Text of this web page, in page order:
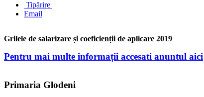
Tipărire
Email
Grilele de salarizare și coeficienții de aplicare 2019
Pentru mai multe informații accesati anuntul aici
Primaria Glodeni